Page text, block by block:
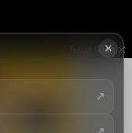
Tutup Iklan
×
↗